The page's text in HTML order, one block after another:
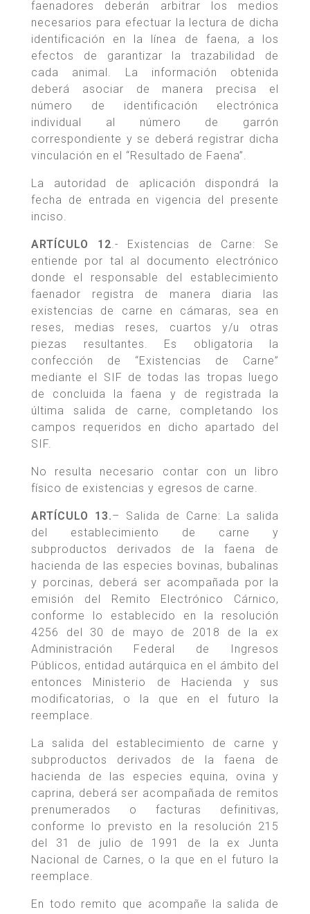
faenadores deberán arbitrar los medios
necesarios para efectuar la lectura de dicha
identificación en la línea de faena, a los
efectos de garantizar la trazabilidad de
cada animal. La información obtenida
deberá asociar de manera precisa el
número de identificación electrónica
individual al número de garrón
correspondiente y se deberá registrar dicha
vinculación en el “Resultado de Faena”.
La autoridad de aplicación dispondrá la
fecha de entrada en vigencia del presente
inciso.
ARTÍCULO 12.- Existencias de Carne: Se
entiende por tal al documento electrónico
donde el responsable del establecimiento
faenador registra de manera diaria las
existencias de carne en cámaras, sea en
reses, medias reses, cuartos y/u otras
piezas resultantes. Es obligatoria la
confección de “Existencias de Carne”
mediante el SIF de todas las tropas luego
de concluida la faena y de registrada la
última salida de carne, completando los
campos requeridos en dicho apartado del
SIF.
No resulta necesario contar con un libro
físico de existencias y egresos de carne.
ARTÍCULO 13.– Salida de Carne: La salida
del establecimiento de carne y
subproductos derivados de la faena de
hacienda de las especies bovinas, bubalinas
y porcinas, deberá ser acompañada por la
emisión del Remito Electrónico Cárnico,
conforme lo establecido en la resolución
4256 del 30 de mayo de 2018 de la ex
Administración Federal de Ingresos
Públicos, entidad autárquica en el ámbito del
entonces Ministerio de Hacienda y sus
modificatorias, o la que en el futuro la
reemplace.
La salida del establecimiento de carne y
subproductos derivados de la faena de
hacienda de las especies equina, ovina y
caprina, deberá ser acompañada de remitos
prenumerados o facturas definitivas,
conforme lo previsto en la resolución 215
del 31 de julio de 1991 de la ex Junta
Nacional de Carnes, o la que en el futuro la
reemplace.
En todo remito que acompañe la salida de